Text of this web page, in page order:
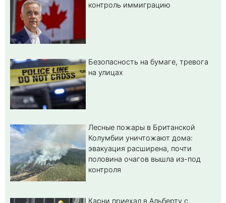
контроль иммиграцию
Безопасность на бумаге, тревога
на улицах
Лесные пожары в Британской
Колумбии уничтожают дома:
эвакуация расширена, почти
половина очагов вышла из-под
контроля
Карни приехал в Альберту с